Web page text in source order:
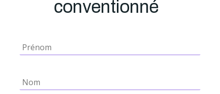
conventionné